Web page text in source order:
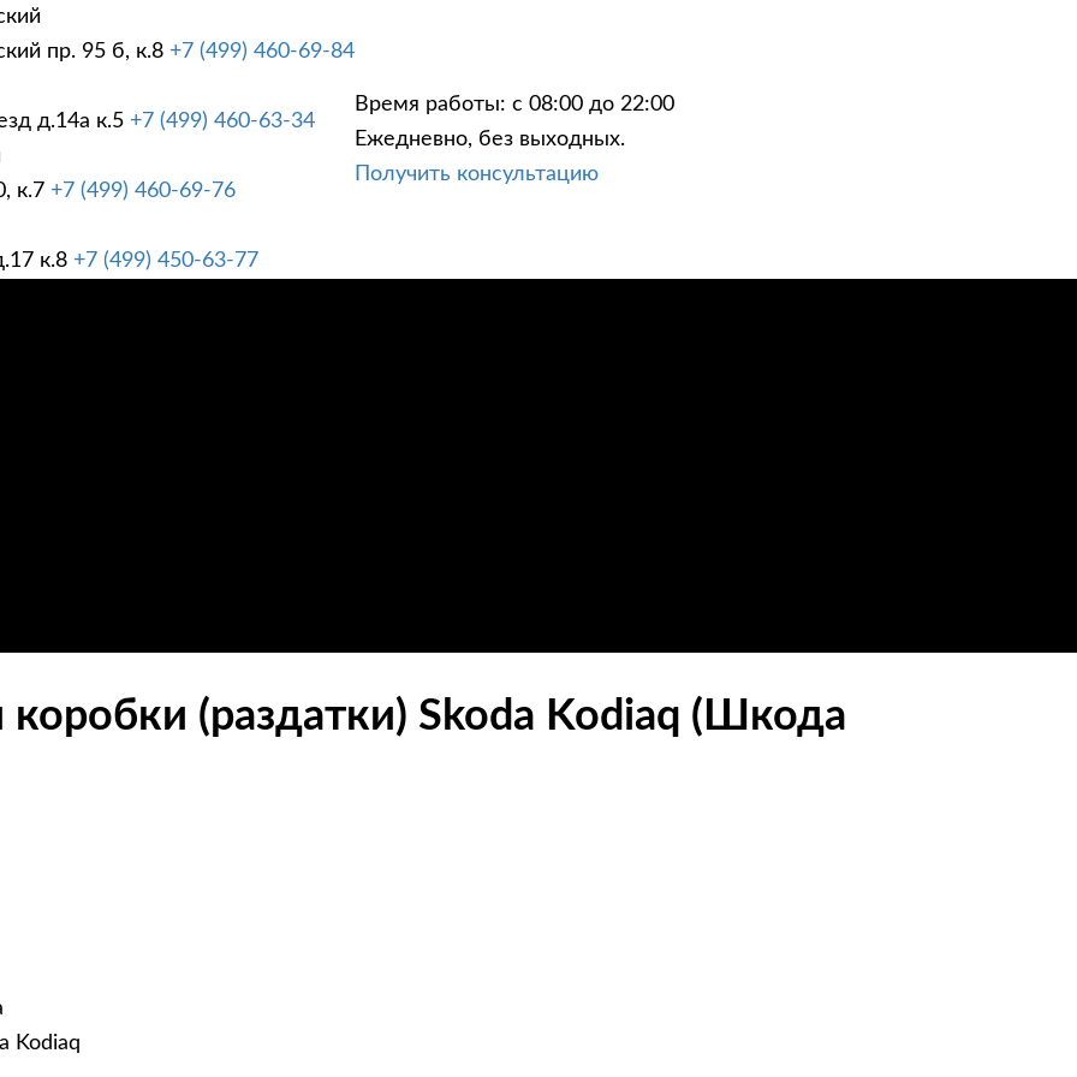
пр. 95 б, к.8 +7 (499) 460-69-84
д.14а к.5 +7 (499) 460-63-34
к.7 +7 (499) 460-69-76
к.8 +7 (499) 450-63-77
Время работы: с 08:00 до 22:00
Ежедневно, без выходных.
Получить консультацию
АКЦИИ
(раздатки) Skoda Kodiaq (Шкода
Kodiaq